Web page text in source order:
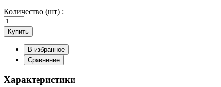
Количество (шт) :
Купить
В избранное
Сравнение
Характеристики